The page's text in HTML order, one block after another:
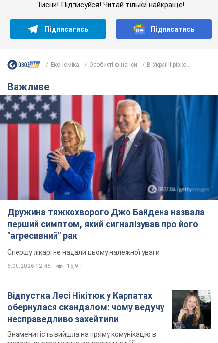
Тисни! Підписуйся! Читай тільки найкраще!
Підписатись Підписатись
Економіка Особисті фінанси В Україні різко...
Важливе
Дружина тяжкохворого Джо Байдена назвала
перший симптом, який сигналізував про його
"агресивний" рак
Спершу лікарі не надали цьому належної уваги
6.08.2026 12:46 15,9 т.
Відпустка Лесі Нікітюк у Карпатах
обернулася скандалом: чому ведучу
несправедливо захейтили
Знаменитість вийшла на пряму комунікацію в